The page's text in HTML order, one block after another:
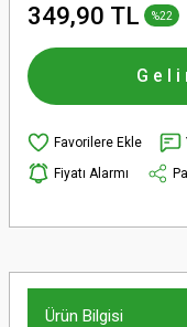
349,90 TL %22
Fiyatı Alarmı
Ürün Bilgisi